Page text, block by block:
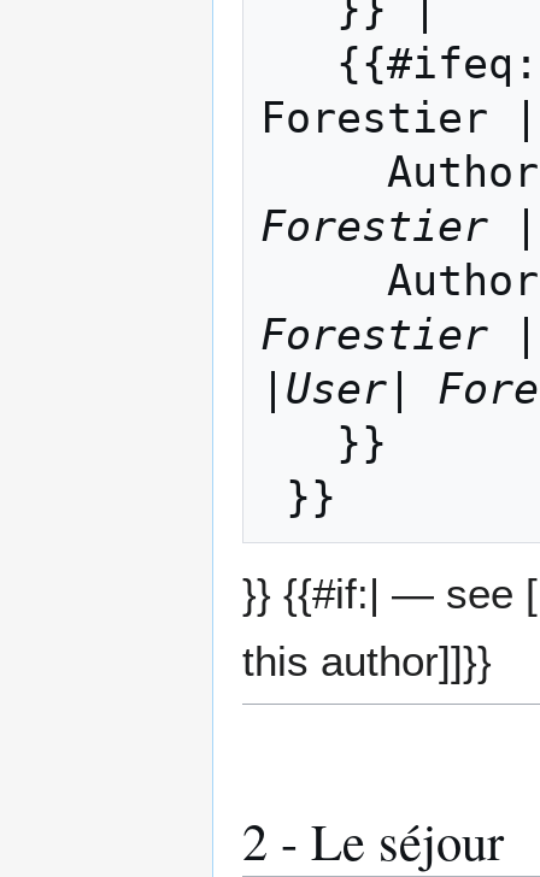
Forestier
Forestier
Forestier
|User|
}} {{#if:| — see
this author]]}}
2 - Le séjour